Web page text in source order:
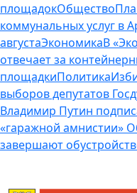
площадокОбщество
коммунальных услуг в
августаЭкономикаВ
отвечает за
площадкиПолитика
выборов депутатов
Владимир Путин
«гаражной амнистии»
завершают